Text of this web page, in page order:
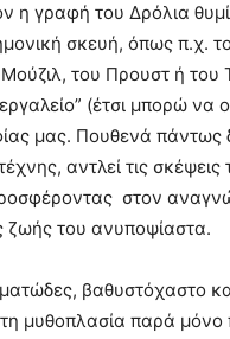
η γραφή του Δρόλια
σκευή, όπως π.χ.
του Προυστ ή
(έτσι μπορώ να
μας. Πουθενά πάντως
αντλεί τις
στον
ζωής του ανυποψίαστα.
βαθυστόχαστο
μυθοπλασία παρά